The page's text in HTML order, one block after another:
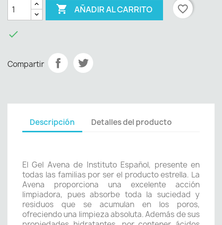
 AÑADIR AL CARRITO favorite_border

Compartir
Descripción Detalles del producto
El Gel Avena de Instituto Español, presente en
todas las familias por ser el producto estrella. La
Avena proporciona una excelente acción
limpiadora, pues absorbe toda la suciedad y
residuos que se acumulan en los poros,
ofreciendo una limpieza absoluta. Además de sus